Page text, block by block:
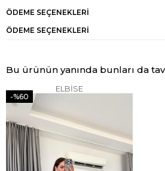
ÖDEME SEÇENEKLERI
ÖDEME SEÇENEKLERI
Bu ürünün yanında bunları da
ELBİSE
%60